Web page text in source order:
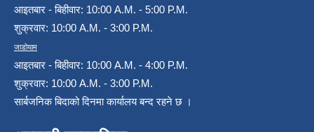
आइतबार - बिहीवार: 10:00 A.M. - 5:00 P.M.
शुक्रवार: 10:00 A.M. - 3:00 P.M.
जाडोयाम
आइतबार - बिहीवार: 10:00 A.M. - 4:00 P.M.
शुक्रवार: 10:00 A.M. - 3:00 P.M.
सार्बजनिक बिदाको दिनमा कार्यालय बन्द रहने छ ।